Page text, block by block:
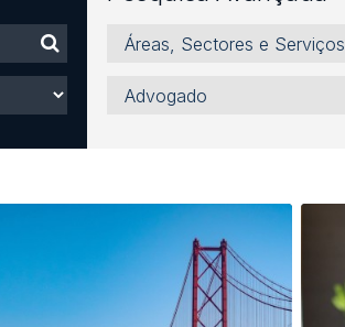
Áreas,
Sectores
Serviços
Advogado